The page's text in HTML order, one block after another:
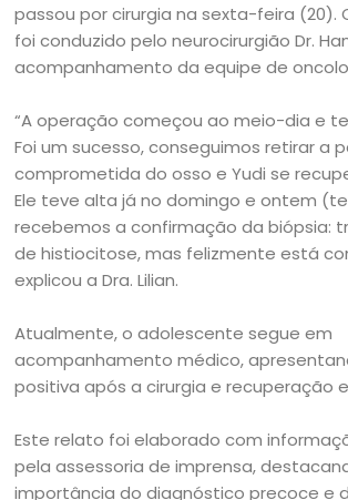
passou por cirurgia na sexta-feira (20).
foi conduzido pelo neurocirurgião Dr.
acompanhamento da equipe de
“A operação começou ao meio-dia e
Foi um sucesso, conseguimos retirar a
comprometida do osso e Yudi se
Ele teve alta já no domingo e ontem
recebemos a confirmação da biópsia:
de histiocitose, mas felizmente está
explicou a Dra. Lilian.
Atualmente, o adolescente segue em
acompanhamento médico,
positiva após a cirurgia e recuperação
Este relato foi elaborado com
pela assessoria de imprensa,
importância do diagnóstico precoce e